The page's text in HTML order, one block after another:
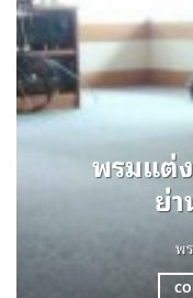
พรมแต่
ย่
พ